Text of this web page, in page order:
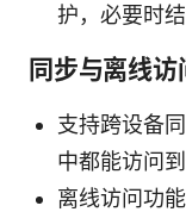
护，必要时
同步与离线访
支持跨设备
中都能访问
离线访问功